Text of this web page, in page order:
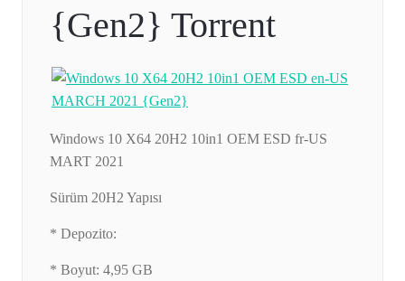
{Gen2} Torrent
Windows 10 X64 20H2 10in1 OEM ESD fr-US
MART 2021
Sürüm 20H2 Yapısı
* Depozito:
* Boyut: 4,95 GB